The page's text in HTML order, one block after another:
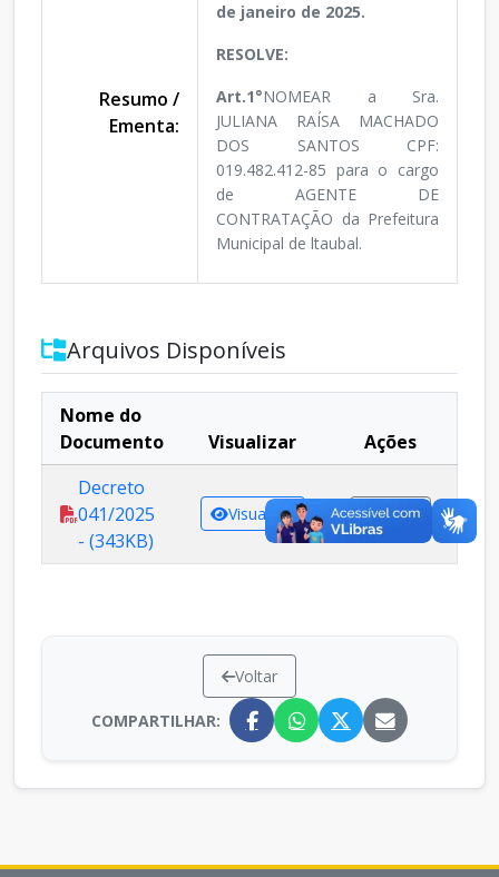
Resumo /
Ementa:
de janeiro de 2025.
RESOLVE:
Art.1°NOMEAR a Sra.
JULIANA RAÍSA MACHADO
DOS SANTOS CPF:
019.482.412-85 para o cargo
de AGENTE DE
CONTRATAÇÃO da Prefeitura
Municipal de ltaubal.
Arquivos Disponíveis
Nome do
Documento
Visualizar
Ações
Decreto
041/2025
- (343KB)
Visualizar Baixar
Voltar
COMPARTILHAR: